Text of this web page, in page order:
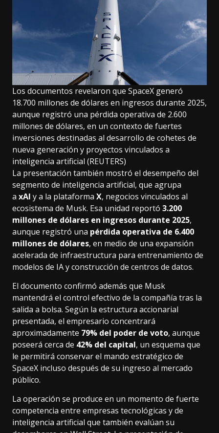
Los documentos revelaron que SpaceX generó
18.700 millones de dólares en ingresos durante 2025,
aunque registró una pérdida operativa de 2.600
millones de dólares, en un contexto de fuertes
inversiones destinadas al desarrollo de cohetes de
nueva generación y proyectos vinculados a
inteligencia artificial (REUTERS)
La presentación también mostró el desempeño del
segmento de inteligencia artificial, que agrupa
a xAI y a la plataforma X, negocios vinculados al
ecosistema de Musk. Esa unidad reportó 3.200
millones de dólares en ingresos durante 2025,
aunque registró una pérdida operativa de 6.400
millones de dólares, en medio de una expansión
acelerada de infraestructura para entrenamiento de
modelos de IA y construcción de centros de datos.
El documento confirmó además que Musk
mantendrá el control efectivo de la compañía tras la
salida a bolsa. Según la estructura accionarial
presentada, el empresario concentrará
aproximadamente 79% del poder de voto, aunque
poseerá cerca de 42% del capital, un esquema que
le permitirá conservar el mando estratégico de
SpaceX incluso después de su ingreso al mercado
público.
La operación se produce en un momento de fuerte
competencia entre empresas tecnológicas y de
inteligencia artificial que también evalúan su